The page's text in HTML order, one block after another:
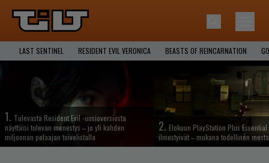
LAST SENTINEL RESIDENT EVIL VERONICA BEASTS OF REINCARNATION
1. Tulevasta Resident Evil -uusioversiosta
näyttäisi tulevan menestys – jo yli kahden
miljoonan pelaajan toivelistalla
2. Elokuun PlayStation Plus
ilmestyivät – mukana todellinen